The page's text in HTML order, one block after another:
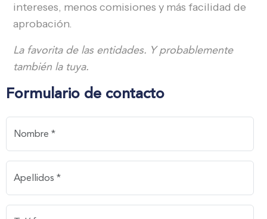
intereses, menos comisiones y más facilidad de
aprobación.
La favorita de las entidades. Y probablemente
también la tuya.
Formulario de contacto